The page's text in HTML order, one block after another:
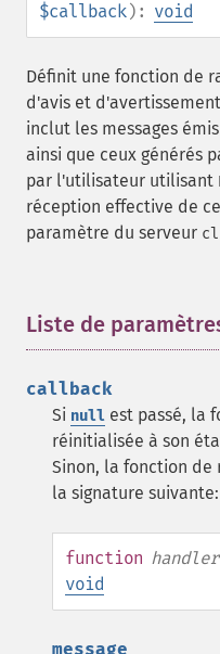
$callback): void
Définit une fonction de
d'avis et
inclut les messages
ainsi que ceux générés
par l'utilisateur utilisant
réception effective de
paramètre du serveur
Liste de
callback
Si null est passé, la
réinitialisée à son
Sinon, la fonction de
la signature suivante:
function handler
void
message